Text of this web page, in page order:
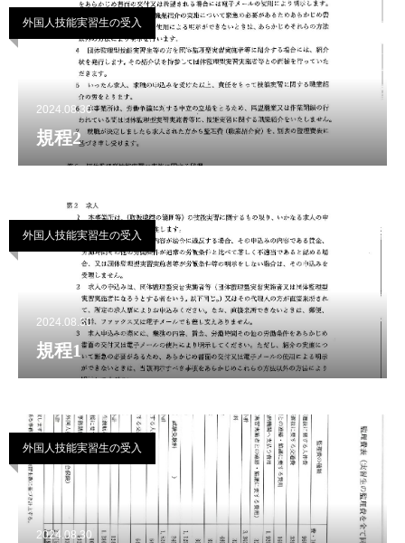
外国人技能実習生の受入
2024.08.30
規程2
外国人技能実習生の受入
2024.08.30
規程1
外国人技能実習生の受入
2024.08.30